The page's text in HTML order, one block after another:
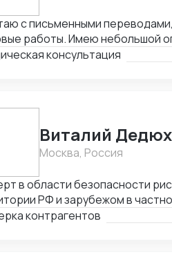
с письменными
работы. Имею небольшой
таблицы.
консультация
Виталий
Москва, Россия
в области безопасности
РФ и зарубежом в
контрагентов